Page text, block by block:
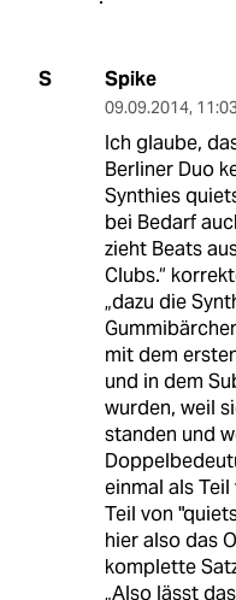
S Spike
09.09.2014,
Ich glaube,
Berliner Duo
Synthies
bei Bedarf
zieht Beats
Clubs.“
„dazu die
mit dem
und in dem
wurden, weil
standen und
einmal als
Teil von
hier also das
komplette
„Also lässt